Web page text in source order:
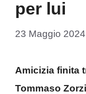
per lui
23 Maggio 2024
Amicizia finita
Tommaso